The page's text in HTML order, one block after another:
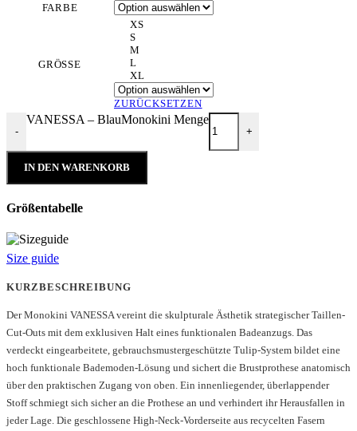
FARBE
GRÖSSE
XS
S
M
L
XL
ZURÜCKSETZEN
-
VANESSA – BlauMonokini Menge
+
IN DEN WARENKORB
KURZBESCHREIBUNG
Der Monokini VANESSA vereint die skulpturale Ästhetik strategischer Taillen-
Cut-Outs mit dem exklusiven Halt eines funktionalen Badeanzugs. Das
verdeckt eingearbeitete, gebrauchsmustergeschützte Tulip-System bildet eine
hoch funktionale Bademoden-Lösung und sichert die Brustprothese anatomisch
über den praktischen Zugang von oben. Ein innenliegender, überlappender
Stoff schmiegt sich sicher an die Prothese an und verhindert ihr Herausfallen in
jeder Lage. Die geschlossene High-Neck-Vorderseite aus recycelten Fasern
Größentabelle
Size guide